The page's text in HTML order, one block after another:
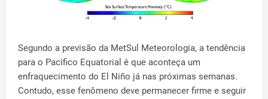
Segundo a previsão da MetSul Meteorologia, a tendência
para o Pacífico Equatorial é que aconteça um
enfraquecimento do El Niño já nas próximas semanas.
Contudo, esse fenômeno deve permanecer firme e seguir